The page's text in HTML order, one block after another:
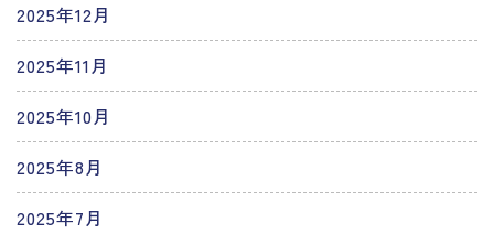
2025年12月
2025年11月
2025年10月
2025年8月
2025年7月